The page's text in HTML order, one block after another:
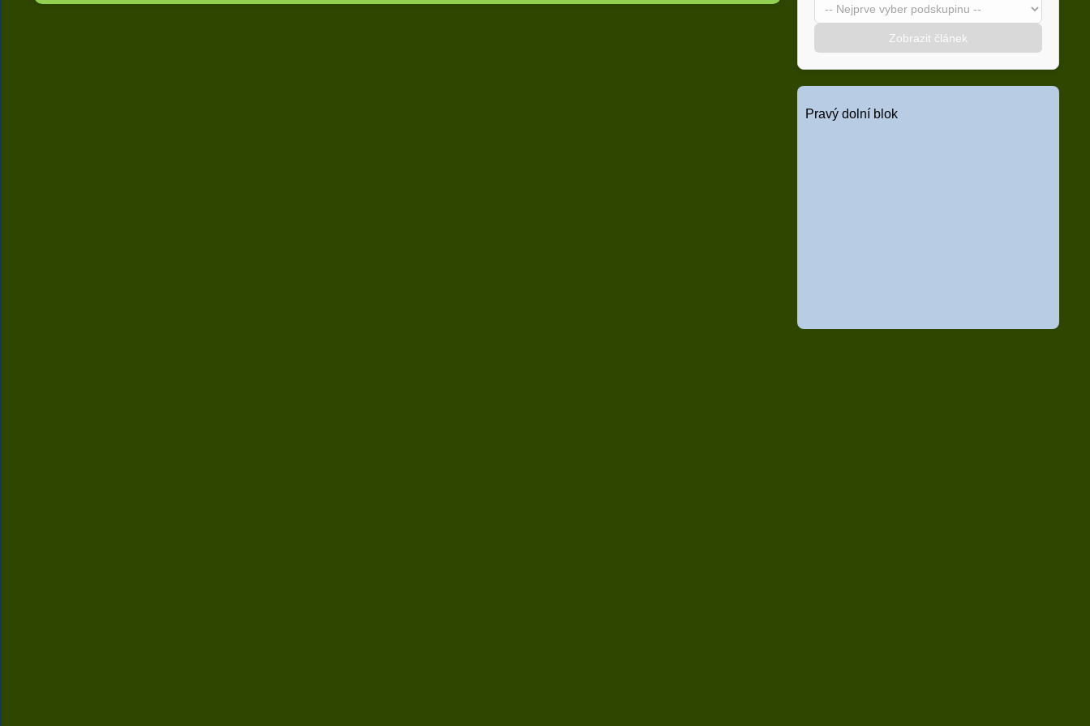
Zobrazit článek
Pravý dolní blok